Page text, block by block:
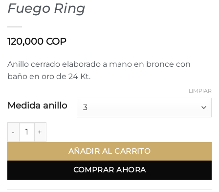
Fuego Ring
120,000 COP
Anillo cerrado elaborado a mano en bronce con
baño en oro de 24 Kt.
Medida anillo
LIMPIAR
Fuego Ring cantidad
AÑADIR AL CARRITO
COMPRAR AHORA